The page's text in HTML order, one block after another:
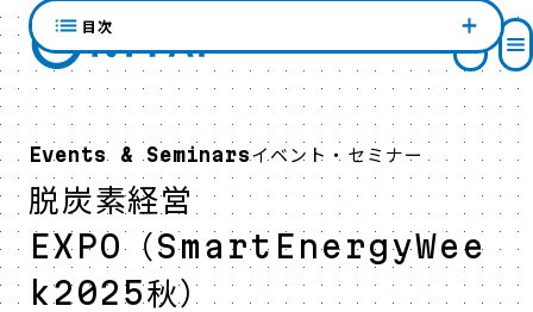
Events & Seminarsイベント・セミナー
脱炭素経営
EXPO（SmartEnergyWee
k2025秋）
目次